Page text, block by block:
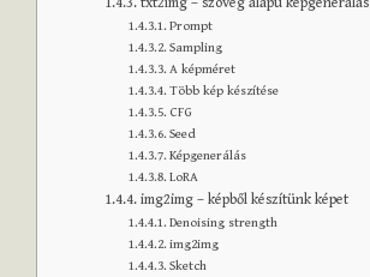
Prompt
Sampling
A képméret
Több kép készítése
CFG
Seed
Képgenerálás
LoRA
img2img – képből készítünk képet
Denoising strength
img2img
Sketch